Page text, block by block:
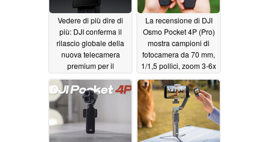
Vedere di più dire di
più: DJI conferma il
rilascio globale della
nuova telecamera
premium per il
05/08/2026
La recensione di DJI
Osmo Pocket 4P (Pro)
mostra campioni di
fotocamera da 70 mm,
1/1,5 pollici, zoom 3-6x
cinematografico
05/08/2026